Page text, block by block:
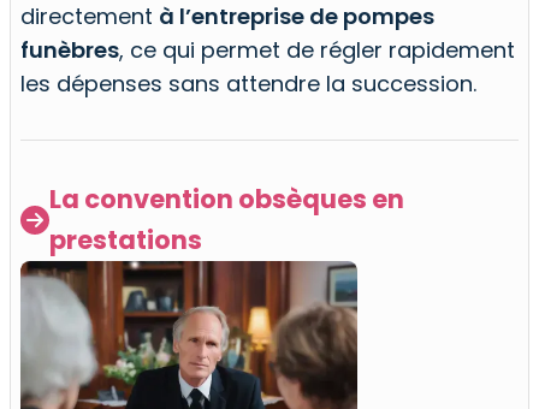
directement à l’entreprise de pompes
funèbres, ce qui permet de régler rapidement
les dépenses sans attendre la succession.

La convention obsèques en
prestations